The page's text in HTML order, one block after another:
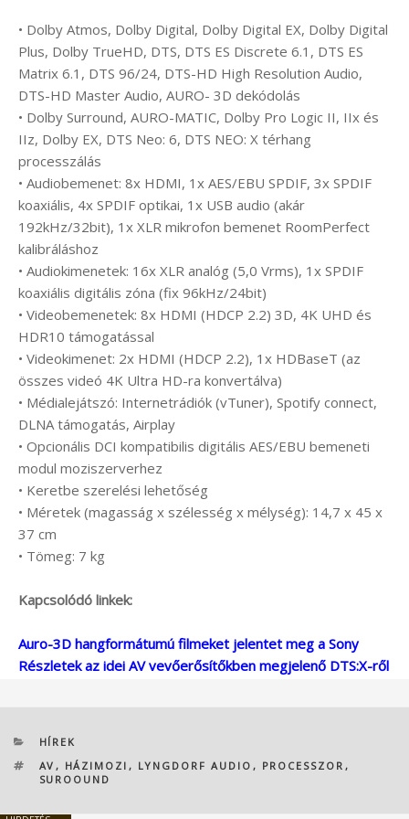
• Dolby Atmos, Dolby Digital, Dolby Digital EX, Dolby Digital
Plus, Dolby TrueHD, DTS, DTS ES Discrete 6.1, DTS ES
Matrix 6.1, DTS 96/24, DTS-HD High Resolution Audio,
DTS-HD Master Audio, AURO- 3D dekódolás
• Dolby Surround, AURO-MATIC, Dolby Pro Logic II, IIx és
IIz, Dolby EX, DTS Neo: 6, DTS NEO: X térhang
processzálás
• Audiobemenet: 8x HDMI, 1x AES/EBU SPDIF, 3x SPDIF
koaxiális, 4x SPDIF optikai, 1x USB audio (akár
192kHz/32bit), 1x XLR mikrofon bemenet RoomPerfect
kalibráláshoz
• Audiokimenetek: 16x XLR analóg (5,0 Vrms), 1x SPDIF
koaxiális digitális zóna (fix 96kHz/24bit)
• Videobemenetek: 8x HDMI (HDCP 2.2) 3D, 4K UHD és
HDR10 támogatással
• Videokimenet: 2x HDMI (HDCP 2.2), 1x HDBaseT (az
összes videó 4K Ultra HD-ra konvertálva)
• Médialejátszó: Internetrádiók (vTuner), Spotify connect,
DLNA támogatás, Airplay
• Opcionális DCI kompatibilis digitális AES/EBU bemeneti
modul moziszerverhez
• Keretbe szerelési lehetőség
• Méretek (magasság x szélesség x mélység): 14,7 x 45 x
37 cm
• Tömeg: 7 kg
Kapcsolódó linkek:
Auro-3D hangformátumú filmeket jelentet meg a Sony
Részletek az idei AV vevőerősítőkben megjelenő DTS:X-ről
KATEGÓRIÁK
HÍREK
CÍMKÉK
AV , HÁZIMOZI , LYNGDORF AUDIO , PROCESSZOR ,
SUROOUND